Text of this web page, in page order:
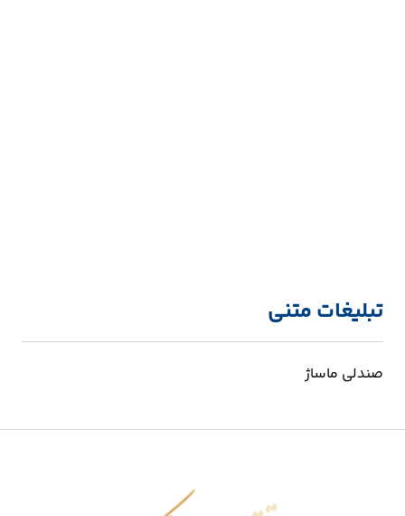
تبلیغات متنی
صندلی ماساژ
اقتصاد شکوفا